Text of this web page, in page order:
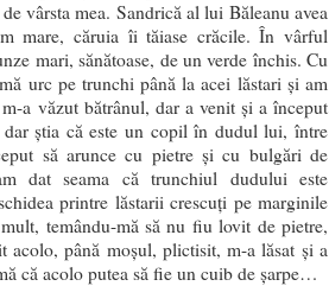
vârsta mea. Sandrică al lui Băleanu avea
mare, căruia îi tăiase crăcile. În vârful
mari, sănătoase, de un verde închis. Cu
urc pe trunchi până la acei lăstari și am
a văzut bătrânul, dar a venit și a început
dar știa că este un copil în dudul lui, între
să arunce cu pietre și cu bulgări de
dat seama că trunchiul dudului este
printre lăstarii crescuți pe marginile
temându-mă să nu fiu lovit de pietre,
până moșul, plictisit, m-a lăsat și a
că acolo putea să fie un cuib de șarpe…